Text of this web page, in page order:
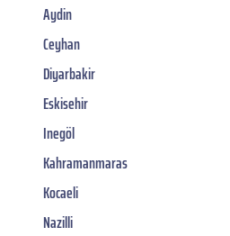
Aydin
Ceyhan
Diyarbakir
Eskisehir
Inegöl
Kahramanmaras
Kocaeli
Nazilli